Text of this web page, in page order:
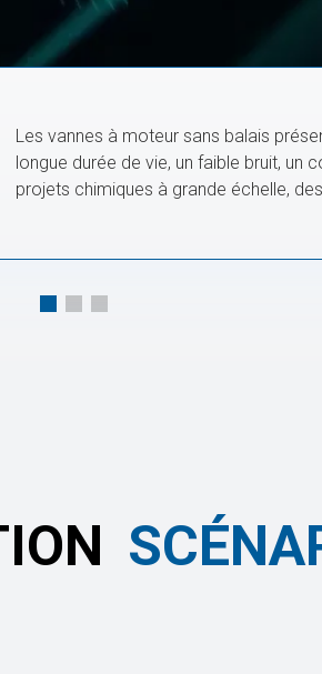
Les vannes à moteur sans balais
longue durée de vie, un faible bruit, un
projets chimiques à grande échelle,
d’équipement.